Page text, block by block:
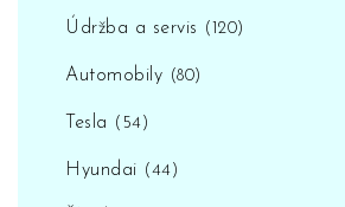
Údržba a servis (120)
Automobily (80)
Tesla (54)
Hyundai (44)